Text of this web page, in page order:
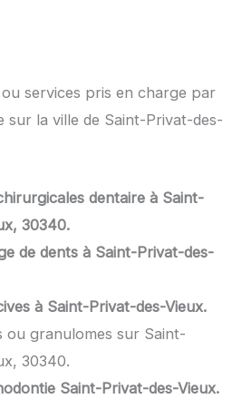
services pris en charge par
sur la ville de Saint-Privat-des-
dentaire à Saint-
30340.
de dents à Saint-Privat-des-
à Saint-Privat-des-Vieux.
ou granulomes sur Saint-
30340.
Saint-Privat-des-Vieux.